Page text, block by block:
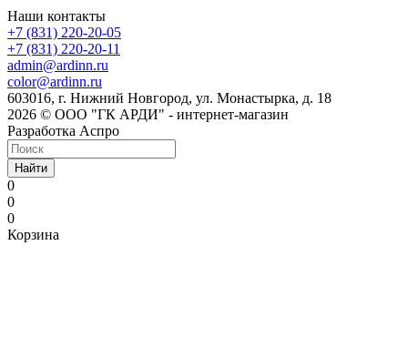
Наши контакты
+7 (831) 220-20-05
+7 (831) 220-20-11
admin@ardinn.ru
color@ardinn.ru
603016, г. Нижний Новгород, ул. Монастырка, д. 18
2026 © ООО "ГК АРДИ" - интернет-магазин
Разработка Аспро
Найти
0
0
0
Корзина